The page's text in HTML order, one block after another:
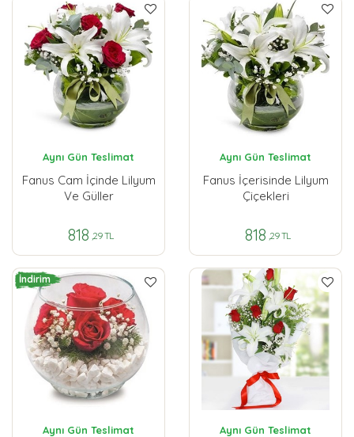
Aynı Gün Teslimat
Fanus Cam İçinde Lilyum
Ve Güller
818 ,29 TL
Aynı Gün Teslimat
Fanus İçerisinde Lilyum
Çiçekleri
818 ,29 TL
İndirim
Aynı Gün Teslimat Aynı Gün Teslimat